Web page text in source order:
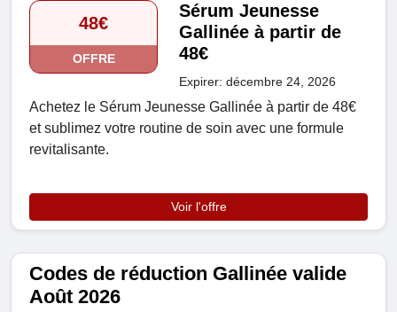
48€
OFFRE
Sérum Jeunesse
Gallinée à partir de
48€
Expirer: décembre 24, 2026
Achetez le Sérum Jeunesse Gallinée à partir de 48€
et sublimez votre routine de soin avec une formule
revitalisante.
Voir l'offre
Codes de réduction Gallinée valide
Août 2026